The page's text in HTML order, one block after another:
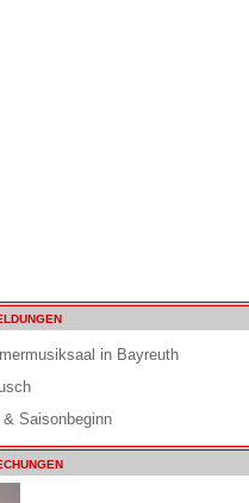
in Bayreuth
Saisonbeginn